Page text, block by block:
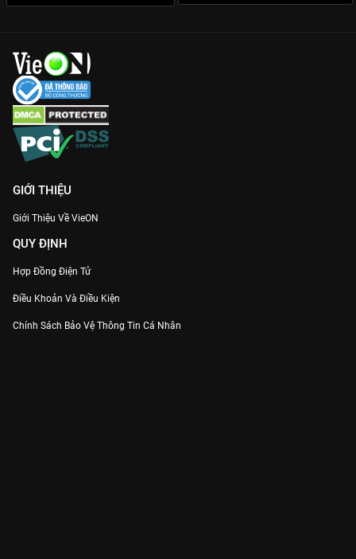
GIỚI THIỆU
Giới Thiệu Về VieON
QUY ĐỊNH
Hợp Đồng Điện Tử
Điều Khoản Và Điều Kiện
Chính Sách Bảo Vệ Thông Tin Cá Nhân